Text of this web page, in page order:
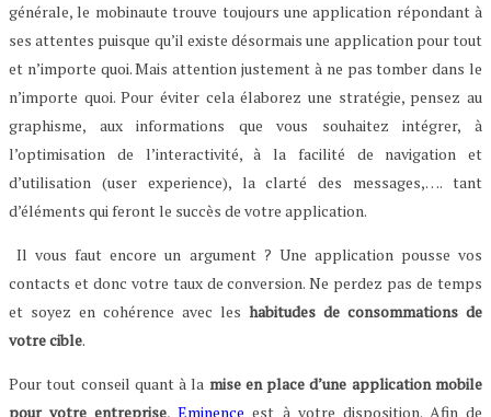
générale, le mobinaute trouve toujours une application répondant à
ses attentes puisque qu’il existe désormais une application pour tout
et n’importe quoi. Mais attention justement à ne pas tomber dans le
n’importe quoi. Pour éviter cela élaborez une stratégie, pensez au
graphisme, aux informations que vous souhaitez intégrer, à
l’optimisation de l’interactivité, à la facilité de navigation et
d’utilisation (user experience), la clarté des messages,…. tant
d’éléments qui feront le succès de votre application.
Il vous faut encore un argument ? Une application pousse vos
contacts et donc votre taux de conversion. Ne perdez pas de temps
et soyez en cohérence avec les habitudes de consommations de
votre cible.
Pour tout conseil quant à la mise en place d’une application mobile
pour votre entreprise,Eminence est à votre disposition. Afin de